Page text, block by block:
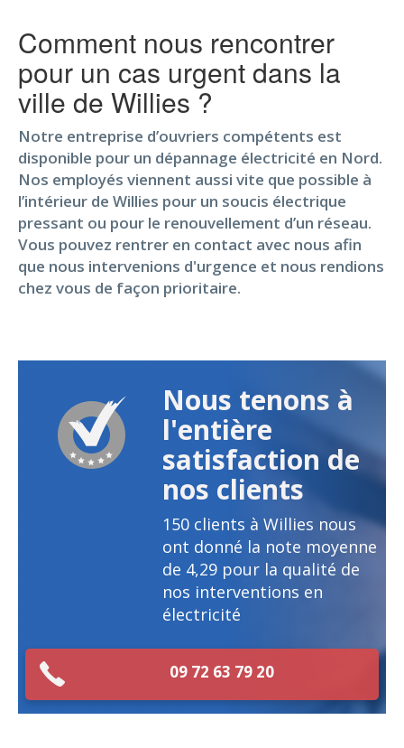
Comment nous rencontrer
pour un cas urgent dans la
ville de Willies ?
Notre entreprise d’ouvriers compétents est
disponible pour un dépannage électricité en Nord.
Nos employés viennent aussi vite que possible à
l’intérieur de Willies pour un soucis électrique
pressant ou pour le renouvellement d’un réseau.
Vous pouvez rentrer en contact avec nous afin
que nous intervenions d'urgence et nous rendions
chez vous de façon prioritaire.
Nous tenons à
l'entière
satisfaction de
nos clients
150 clients à Willies nous
ont donné la note moyenne
de 4,29 pour la qualité de
nos interventions en
électricité
09 72 63 79 20